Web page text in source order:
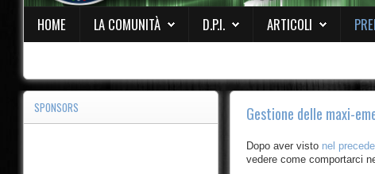
HOME LA COMUNITÀ D.P.I. ARTICOLI
Gestione delle maxi-
Dopo aver visto nel
vedere come comportarci
SPONSORS